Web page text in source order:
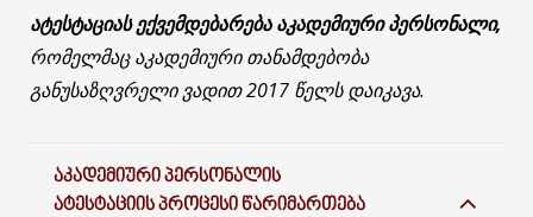
ატესტაციას ექვემდებარება აკადემიური პერსონალი,
რომელმაც აკადემიური თანამდებობა
განუსაზღვრელი ვადით 2017 წელს დაიკავა.
ᲐᲙᲐᲓᲔᲛᲘᲣᲠᲘ ᲞᲔᲠᲡᲝᲜᲐᲚᲘᲡ
ᲐᲢᲔᲡᲢᲐᲪᲘᲘᲡ ᲞᲠᲝᲪᲔᲡᲘ ᲬᲐᲠᲘᲛᲐᲠᲗᲔᲑᲐ